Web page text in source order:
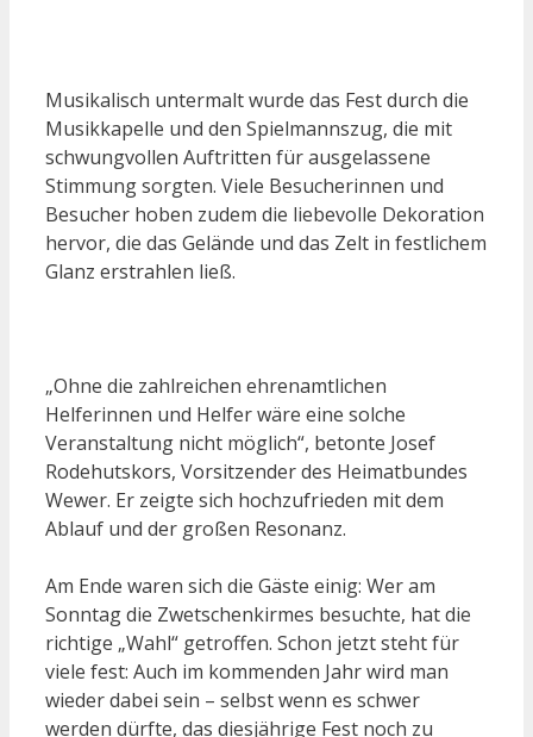
Musikalisch untermalt wurde das Fest durch die
Musikkapelle und den Spielmannszug, die mit
schwungvollen Auftritten für ausgelassene
Stimmung sorgten. Viele Besucherinnen und
Besucher hoben zudem die liebevolle Dekoration
hervor, die das Gelände und das Zelt in festlichem
Glanz erstrahlen ließ.
„Ohne die zahlreichen ehrenamtlichen
Helferinnen und Helfer wäre eine solche
Veranstaltung nicht möglich“, betonte Josef
Rodehutskors, Vorsitzender des Heimatbundes
Wewer. Er zeigte sich hochzufrieden mit dem
Ablauf und der großen Resonanz.
Am Ende waren sich die Gäste einig: Wer am
Sonntag die Zwetschenkirmes besuchte, hat die
richtige „Wahl“ getroffen. Schon jetzt steht für
viele fest: Auch im kommenden Jahr wird man
wieder dabei sein – selbst wenn es schwer
werden dürfte, das diesjährige Fest noch zu